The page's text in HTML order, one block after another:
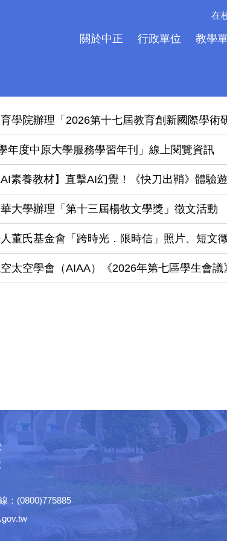
關於中正 行政單位 教學
在
育學院辦理「2026第十七屆教育創新國際學術
年度中原大學服務學習年刊」線上閱覽資訊
AI素養教材】直擊AI幻覺！《快刀出鞘》體驗
華大學辦理「第十三屆楊牧文學獎」徵文活動
人董氏基金會「跨時光．限時信」照片、短文
空太空學會（AIAA）《2026年第七區學生會
：(0800)775885